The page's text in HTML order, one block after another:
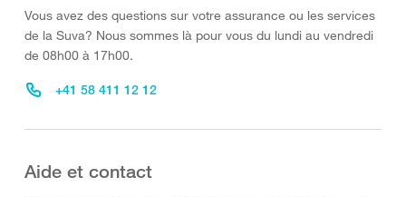
Vous avez des questions sur votre assurance ou les services
de la Suva? Nous sommes là pour vous du lundi au vendredi
de 08h00 à 17h00.
+41 58 411 12 12
Aide et contact